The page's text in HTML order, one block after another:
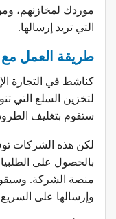
موردك لمخازنهم،
التي تريد إرسالها.
طريقة العمل
كناشط في التجارة
لتخزين السلع التي
ستقوم بتغليف
لكن هذه الشركات
بالحصول على
منصة الشركة.
وإرسالها على